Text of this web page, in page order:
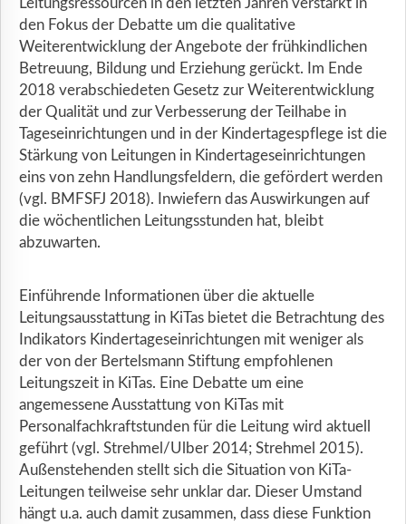
Leitungsressourcen in den letzten Jahren verstärkt in
den Fokus der Debatte um die qualitative
Weiterentwicklung der Angebote der frühkindlichen
Betreuung, Bildung und Erziehung gerückt. Im Ende
2018 verabschiedeten Gesetz zur Weiterentwicklung
der Qualität und zur Verbesserung der Teilhabe in
Tageseinrichtungen und in der Kindertagespflege ist die
Stärkung von Leitungen in Kindertageseinrichtungen
eins von zehn Handlungsfeldern, die gefördert werden
(vgl. BMFSFJ 2018). Inwiefern das Auswirkungen auf
die wöchentlichen Leitungsstunden hat, bleibt
abzuwarten.
Einführende Informationen über die aktuelle
Leitungsausstattung in KiTas bietet die Betrachtung des
Indikators Kindertageseinrichtungen mit weniger als
der von der Bertelsmann Stiftung empfohlenen
Leitungszeit in KiTas. Eine Debatte um eine
angemessene Ausstattung von KiTas mit
Personalfachkraftstunden für die Leitung wird aktuell
geführt (vgl. Strehmel/Ulber 2014; Strehmel 2015).
Außenstehenden stellt sich die Situation von KiTa-
Leitungen teilweise sehr unklar dar. Dieser Umstand
hängt u.a. auch damit zusammen, dass diese Funktion